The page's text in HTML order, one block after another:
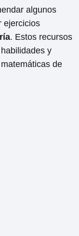
algunos
ejercicios
. Estos recursos
y
de